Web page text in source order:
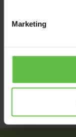
Marketing